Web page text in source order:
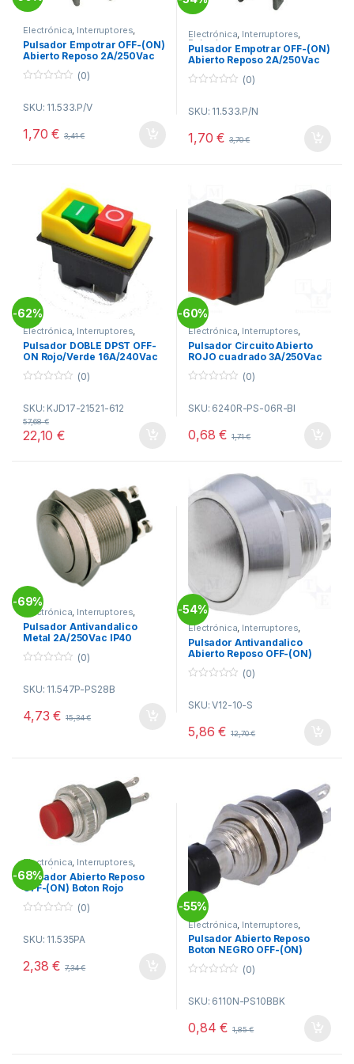
Electrónica, Interruptores,
Pulsadores
Pulsador Empotrar OFF-(ON)
Abierto Reposo 2A/250Vac
u
(0)
SKU: 11.533.P/V
1,70€ 3,41€
Electrónica, Interruptores,
Pulsadores
Pulsador Empotrar OFF-(ON)
Abierto Reposo 2A/250Vac
NEGRO
u
(0)
SKU: 11.533.P/N
1,70€ 3,70€
-62%
Electrónica, Interruptores,
Pulsadores
Pulsador DOBLE DPST OFF-
ON Rojo/Verde 16A/240Vac
u
t
o
f
(0)
SKU: KJD17-21521-612
22,10€
57,68€
-60%
Electrónica, Interruptores,
Pulsadores
Pulsador Circuito Abierto
ROJO cuadrado 3A/250Vac
u
f
(0)
SKU: 6240R-PS-06R-BI
0,68€ 1,71€
-69%
Electrónica, Interruptores,
Pulsadores
Pulsador Antivandalico
Metal 2A/250Vac IP40
u
f
(0)
SKU: 11.547P-PS28B
4,73€ 15,34€
-54%
Electrónica, Interruptores,
Pulsadores
Pulsador Antivandalico
Abierto Reposo OFF-(ON)
u
f
(0)
SKU: V12-10-S
5,86€ 12,70€
-68%
Electrónica, Interruptores,
Pulsadores
Pulsador Abierto Reposo
OFF-(ON) Boton Rojo
u
f
(0)
SKU: 11.535PA
2,38€ 7,34€
-55%
Electrónica Interruptores
Pulsadores
Pulsador Abierto Reposo
Boton NEGRO OFF-(ON)
u
o
f
(0)
SKU: 6110N-PS10BBK
0,84€ 1,85€